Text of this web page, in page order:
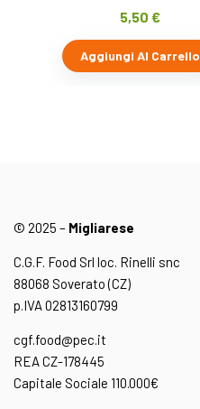
5,50 €
Aggiungi Al Carrello
© 2025 – Migliarese
C.G.F. Food Srl loc. Rinelli snc
88068 Soverato (CZ)
p.IVA 02813160799
cgf.food@pec.it
REA CZ-178445
Capitale Sociale 110.000€